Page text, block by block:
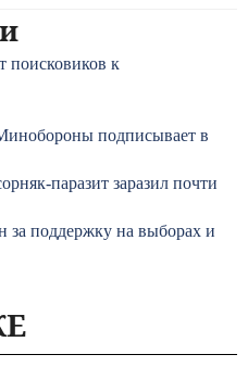
поисковиков к
подписывает в
паразит заразил почти
за поддержку на выборах и